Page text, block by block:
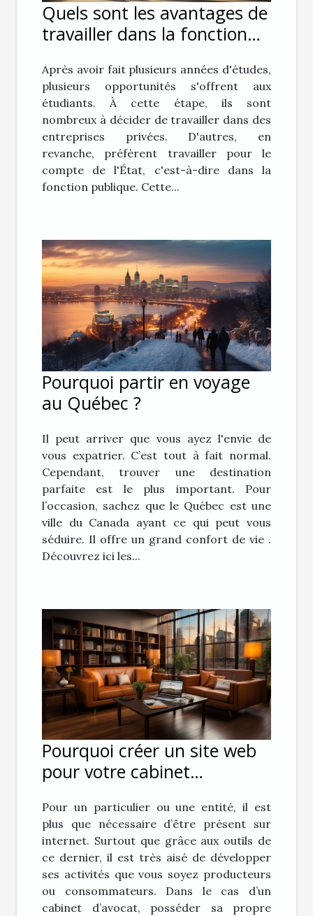
Quels sont les avantages de
travailler dans la fonction
Après avoir fait plusieurs années d'études,
plusieurs opportunités s'offrent aux
étudiants. À cette étape, ils sont
nombreux à décider de travailler dans des
entreprises privées. D'autres, en
revanche, préfèrent travailler pour le
compte de l'État, c'est-à-dire dans la
fonction publique. Cette...
Pourquoi partir en voyage
au Québec ?
Il peut arriver que vous ayez l'envie de
vous expatrier. C’est tout à fait normal.
Cependant, trouver une destination
parfaite est le plus important. Pour
l’occasion, sachez que le Québec est une
ville du Canada ayant ce qui peut vous
séduire. Il offre un grand confort de vie .
Découvrez ici les...
Pourquoi créer un site web
pour votre cabinet
Pour un particulier ou une entité, il est
plus que nécessaire d’être présent sur
internet. Surtout que grâce aux outils de
ce dernier, il est très aisé de développer
ses activités que vous soyez producteurs
ou consommateurs. Dans le cas d’un
cabinet d’avocat, posséder sa propre